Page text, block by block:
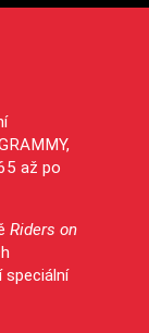
až po
Riders on
speciální